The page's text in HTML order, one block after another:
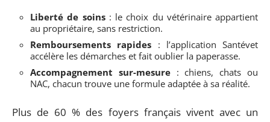
Liberté de soins: le choix du vétérinaire appartient
au propriétaire, sans restriction.
Remboursements rapides : l’application Santévet
accélère les démarches et fait oublier la paperasse.
Accompagnement sur-mesure: chiens, chats ou
NAC, chacun trouve une formule adaptée à sa réalité.
Plus de 60 % des foyers français vivent avec un